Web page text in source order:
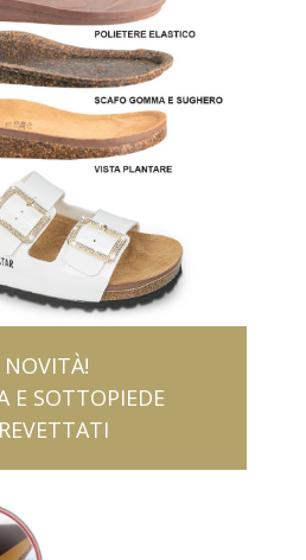
NOVITÀ!
E SOTTOPIEDE